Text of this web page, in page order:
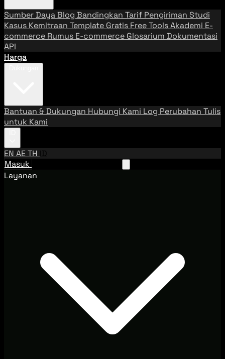
Sumber DayaBlog Bandingkan Tarif Pengiriman Studi
Kasus Kemitraan Template Gratis Free ToolsAkademi E-
commerce Rumus E-commerce Glosarium Dokumentasi
API
Harga
Bantuan & Dukungan Hubungi Kami Log Perubahan Tulis
untuk Kami
EN AETH ID
Masuk
Layanan